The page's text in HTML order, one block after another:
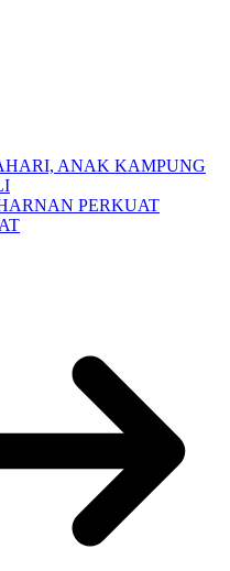
ANAK KAMPUNG
PERKUAT